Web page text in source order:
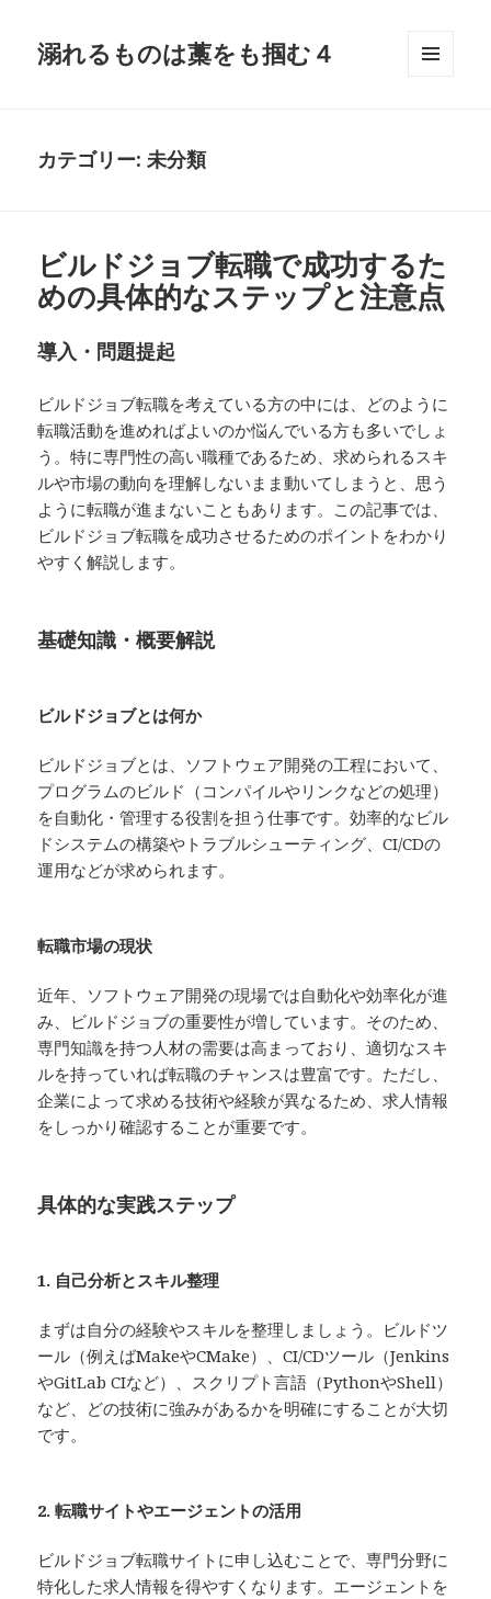
溺れるものは藁をも掴む４
カテゴリー:未分類
ビルドジョブ転職で成功するた
めの具体的なステップと注意点
導入・問題提起
ビルドジョブ転職を考えている方の中には、どのように
転職活動を進めればよいのか悩んでいる方も多いでしょ
う。特に専門性の高い職種であるため、求められるスキ
ルや市場の動向を理解しないまま動いてしまうと、思う
ように転職が進まないこともあります。この記事では、
ビルドジョブ転職を成功させるためのポイントをわかり
やすく解説します。
基礎知識・概要解説
ビルドジョブとは何か
ビルドジョブとは、ソフトウェア開発の工程において、
プログラムのビルド（コンパイルやリンクなどの処理）
を自動化・管理する役割を担う仕事です。効率的なビル
ドシステムの構築やトラブルシューティング、CI/CDの
運用などが求められます。
転職市場の現状
近年、ソフトウェア開発の現場では自動化や効率化が進
み、ビルドジョブの重要性が増しています。そのため、
専門知識を持つ人材の需要は高まっており、適切なスキ
ルを持っていれば転職のチャンスは豊富です。ただし、
企業によって求める技術や経験が異なるため、求人情報
をしっかり確認することが重要です。
具体的な実践ステップ
1. 自己分析とスキル整理
まずは自分の経験やスキルを整理しましょう。ビルドツ
ール（例えばMakeやCMake）、CI/CDツール（Jenkins
やGitLab CIなど）、スクリプト言語（PythonやShell）
など、どの技術に強みがあるかを明確にすることが大切
です。
2. 転職サイトやエージェントの活用
ビルドジョブ転職サイトに申し込むことで、専門分野に
特化した求人情報を得やすくなります。エージェントを